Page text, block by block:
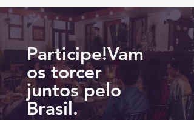
Participe!Vam
os torcer
juntos pelo
Brasil.